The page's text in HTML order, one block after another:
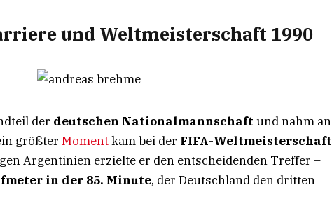
und Weltmeisterschaft 1990
der deutschen Nationalmannschaft und nahm an
größter Momentkam bei der FIFA-Weltmeisterschaft
Argentinien erzielte er den entscheidenden Treffer –
in der 85. Minute, der Deutschland den dritten